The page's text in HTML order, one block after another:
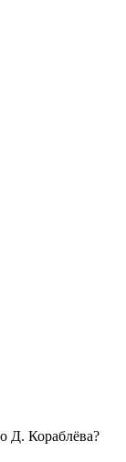
Д. Кораблёва?